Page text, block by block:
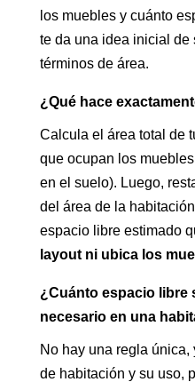
los muebles y cuánto
te da una idea inicial de
términos de área.
¿Qué hace
Calcula el área total de
que ocupan los
en el suelo). Luego,
del área de la
espacio libre estimado
layout ni ubica los
¿Cuánto espacio libre
necesario en una
No hay una regla
de habitación y su uso,